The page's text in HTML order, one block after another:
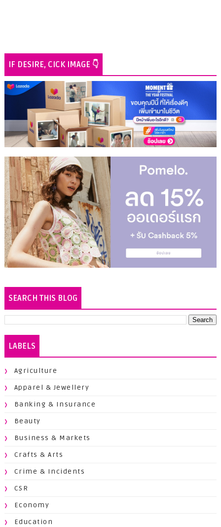
IF DESIRE, CICK IMAGE 👇
SEARCH THIS BLOG
LABELS
Agriculture
Apparel & Jewellery
Banking & Insurance
Beauty
Business & Markets
Crafts & Arts
Crime & Incidents
CSR
Economy
Education